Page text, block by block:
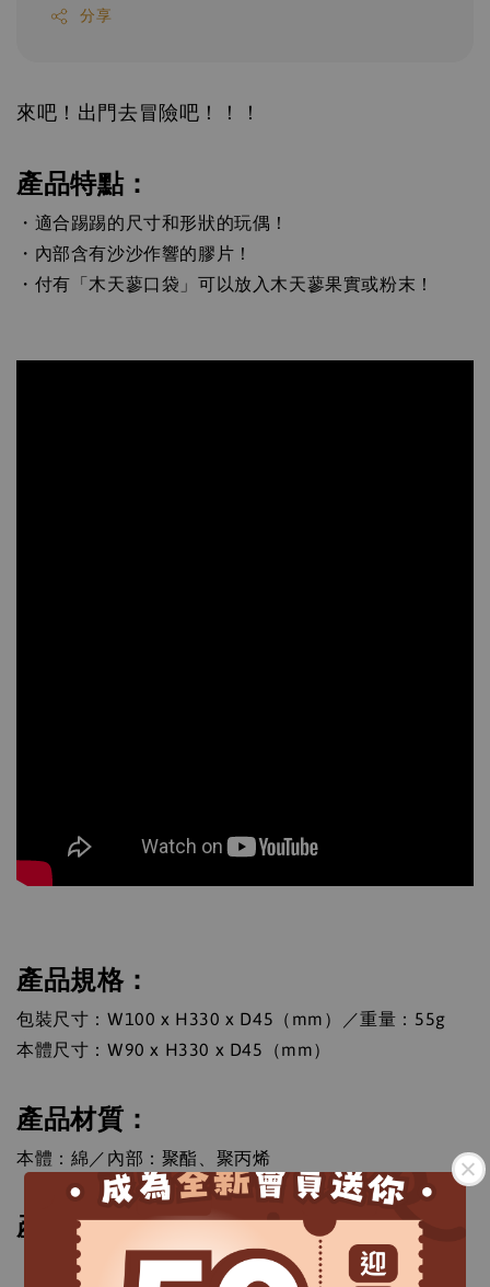
分享
來吧！出門去冒險吧！！！
產品特點：
・適合踢踢的尺寸和形狀的玩偶！
・內部含有沙沙作響的膠片！
・付有「木天蓼口袋」可以放入木天蓼果實或粉末！
產品規格：
包裝尺寸：W100 x H330 x D45（mm）／重量：55g
本體尺寸：W90 x H330 x D45（mm）
產品材質：
本體：綿／內部：聚酯、聚丙烯
產地：越南